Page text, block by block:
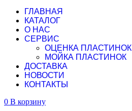
ГЛАВНАЯ
КАТАЛОГ
О НАС
СЕРВИС
ОЦЕНКА ПЛАСТИНОК
МОЙКА ПЛАСТИНОК
ДОСТАВКА
НОВОСТИ
КОНТАКТЫ
0 В корзину